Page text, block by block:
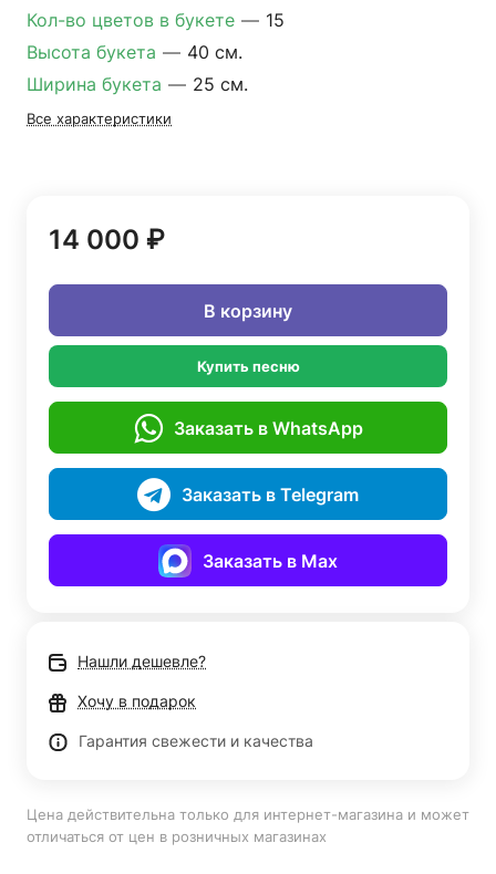
Кол-во цветов в букете — 15
Высота букета — 40 см.
Ширина букета — 25 см.
Все характеристики
14 000 ₽
В корзину
Купить песню
Заказать в WhatsApp
Заказать в Telegram
Заказать в Max
Нашли дешевле?
Хочу в подарок
Гарантия свежести и качества
Цена действительна только для интернет-магазина и может
отличаться от цен в розничных магазинах